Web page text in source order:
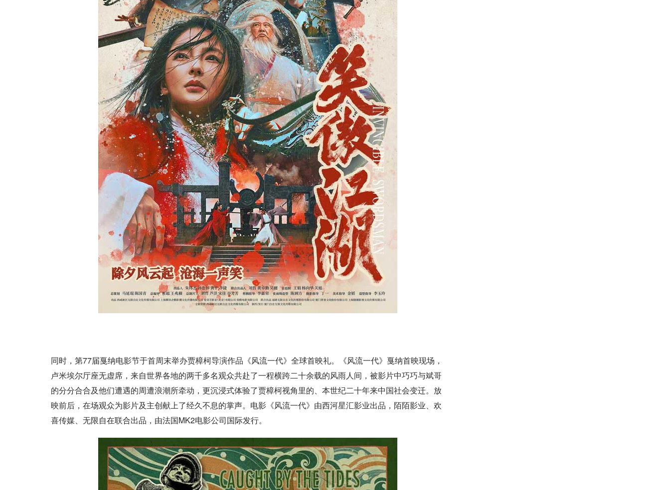
同时，第77届戛纳电影节于首周末举办贾樟柯导演作品《风流一代》全球首映礼。《风流一代》戛纳首映现场，
卢米埃尔厅座无虚席，来自世界各地的两千多名观众共赴了一程横跨二十余载的风雨人间，被影片中巧巧与斌哥
的分分合合及他们遭遇的周遭浪潮所牵动，更沉浸式体验了贾樟柯视角里的、本世纪二十年来中国社会变迁。放
映前后，在场观众为影片及主创献上了经久不息的掌声。电影《风流一代》由西河星汇影业出品，陌陌影业、欢
喜传媒、无限自在联合出品，由法国MK2电影公司国际发行。